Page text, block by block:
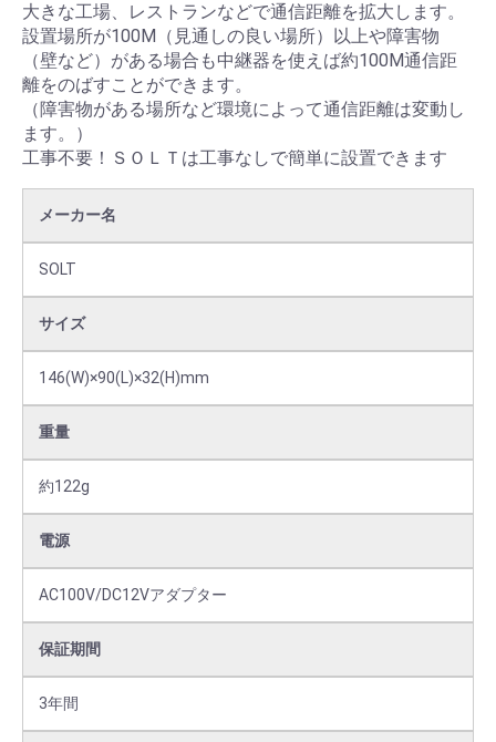
大きな工場、レストランなどで通信距離を拡大します。
設置場所が100M（見通しの良い場所）以上や障害物
（壁など）がある場合も中継器を使えば約100M通信距
離をのばすことができます。
（障害物がある場所など環境によって通信距離は変動し
ます。）
工事不要！ＳＯＬＴは工事なしで簡単に設置できます
メーカー名
SOLT
サイズ
146(W)×90(L)×32(H)mm
重量
約122g
電源
AC100V/DC12Vアダプター
保証期間
3年間